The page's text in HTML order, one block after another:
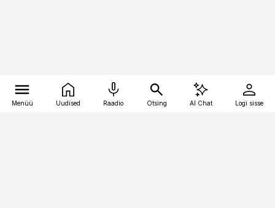
Menüü Uudised Raadio Otsing AI Chat Logi sisse